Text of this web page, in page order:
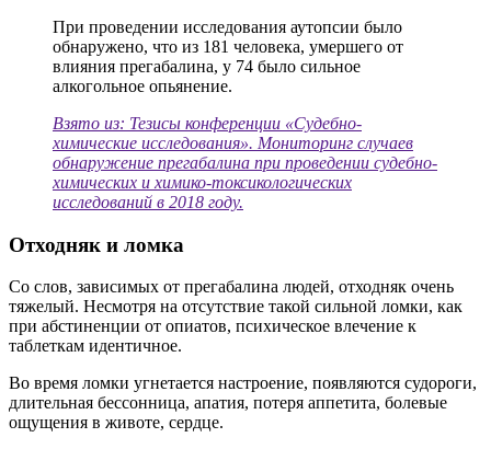
При проведении исследования аутопсии было
обнаружено, что из 181 человека, умершего от
влияния прегабалина, у 74 было сильное
алкогольное опьянение.
Взято из: Тезисы конференции «Судебно-
химические исследования». Мониторинг случаев
обнаружение прегабалина при проведении судебно-
химических и химико-токсикологических
исследований в 2018 году.
Отходняк и ломка
Со слов, зависимых от прегабалина людей, отходняк очень
тяжелый. Несмотря на отсутствие такой сильной ломки, как
при абстиненции от опиатов, психическое влечение к
таблеткам идентичное.
Во время ломки угнетается настроение, появляются судороги,
длительная бессонница, апатия, потеря аппетита, болевые
ощущения в животе, сердце.